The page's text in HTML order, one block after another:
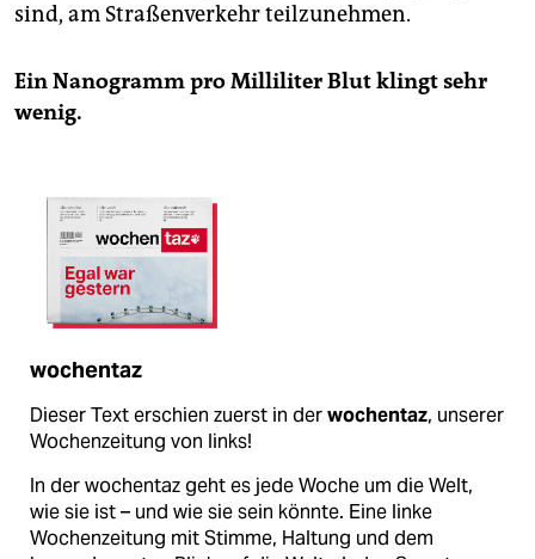
sind, am Straßenverkehr teilzunehmen.
Ein Nanogramm pro Milliliter Blut klingt sehr
wenig.
wochentaz
Dieser Text erschien zuerst in derwochentaz, unserer
Wochenzeitung von links!
In der wochentaz geht es jede Woche um die Welt,
wie sie ist – und wie sie sein könnte. Eine linke
Wochenzeitung mit Stimme, Haltung und dem